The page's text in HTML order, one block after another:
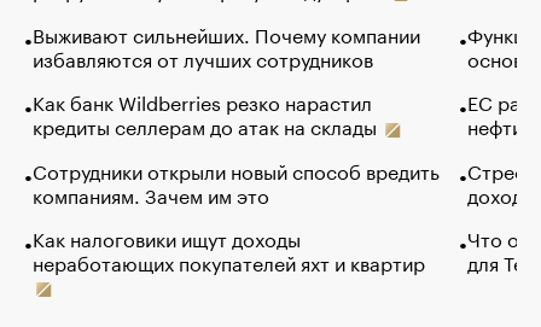
Выживают сильнейших. Почему компании
избавляются от лучших сотрудников
Как банк Wildberries резко нарастил
кредиты селлерам до атак на склады
Сотрудники открыли новый способ вредить
компаниям. Зачем им это
Как налоговики ищут доходы
неработающих покупателей яхт и квартир
основ
ЕС
нефти
Что
для